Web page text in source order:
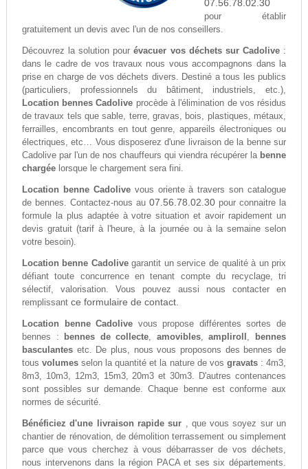
07.56.78.02.30
pour établir
gratuitement un devis avec l'un de nos conseillers.
Découvrez la solution pourévacuer vos déchets sur Cadolive:
dans le cadre de vos travaux nous vous accompagnons dans la
prise en charge de vos déchets divers. Destiné a tous les publics
(particuliers, professionnels du bâtiment, industriels, etc.),
Location bennes Cadolive procède à l'élimination de vos résidus
de travaux tels que sable, terre, gravas, bois, plastiques, métaux,
ferrailles, encombrants en tout genre, appareils électroniques ou
électriques, etc… Vous disposerez d'une livraison de la benne sur
Cadolive par l'un de nos chauffeurs qui viendra récupérer la benne
chargéelorsque le chargement sera fini.
Location benne Cadolivevous oriente à travers son catalogue
de bennes. Contactez-nous au 07.56.78.02.30 pour connaitre la
formule la plus adaptée à votre situation et avoir rapidement un
devis gratuit (tarif à l'heure, à la journée ou à la semaine selon
votre besoin).
Location benne Cadolivegarantit un service de qualité à un prix
défiant toute concurrence en tenant compte du recyclage, tri
sélectif, valorisation. Vous pouvez aussi nous contacter en
remplissant ce formulaire de contact.
Location benne Cadolive vous propose différentes sortes de
bennes :
bennes de collecte, amovibles,ampliroll ,
bennes
basculantesetc. De plus, nous vous proposons des bennes de
tousvolumes selon la quantité et la nature de vos gravats: 4m3,
8m3, 10m3, 12m3, 15m3, 20m3 et 30m3. D'autres contenances
sont possibles sur demande. Chaque benne est conforme aux
normes de sécurité.
Bénéficiez d'une livraison rapide sur , que vous soyez sur un
chantier de rénovation, de démolition terrassement ou simplement
parce que vous cherchez à vous débarrasser de vos déchets,
nous intervenons dans la région PACA et ses six départements.